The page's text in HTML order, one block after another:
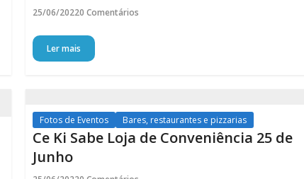
25/06/20220 Comentários
Ler mais
Fotos de Eventos Bares, restaurantes e pizzarias
Ce Ki Sabe Loja de Conveniência 25 de
Junho